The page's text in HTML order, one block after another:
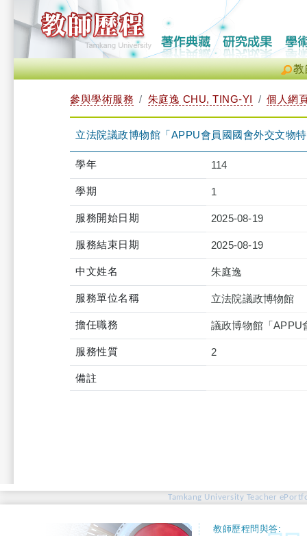
教
參與學術服務 朱庭逸 CHU, TING-YI 個人網
立法院議政博物館「APPU會員國國會外交文物
學年 114
學期 1
服務開始日期 2025-08-19
服務結束日期 2025-08-19
中文姓名 朱庭逸
服務單位名稱 立法院議政博物館
擔任職務 議政博物館「APPU
服務性質 2
備註
Tamkang University Teacher
教師歷程問與答: